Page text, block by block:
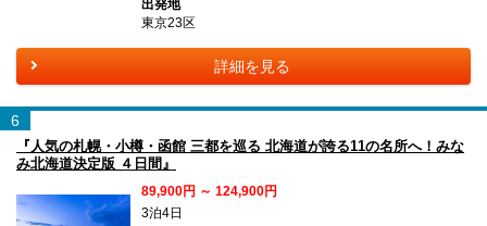
出発地
東京23区
詳細を見る
6
『人気の札幌・小樽・函館 三都を巡る 北海道が誇る11の名所へ！みな
み北海道決定版 ４日間』
89,900円 ～ 124,900円
3泊4日